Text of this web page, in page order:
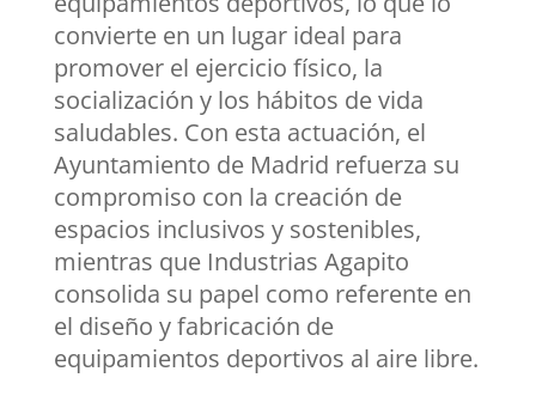
convierte en un lugar ideal para
promover el ejercicio físico, la
socialización y los hábitos de vida
saludables. Con esta actuación, el
Ayuntamiento de Madrid refuerza su
compromiso con la creación de
espacios inclusivos y sostenibles,
mientras que Industrias Agapito
consolida su papel como referente en
el diseño y fabricación de
equipamientos deportivos al aire libre.